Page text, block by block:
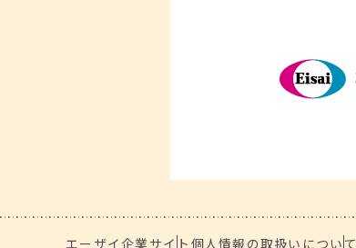
エーザイ企業サイト 個人情報の取扱いについて